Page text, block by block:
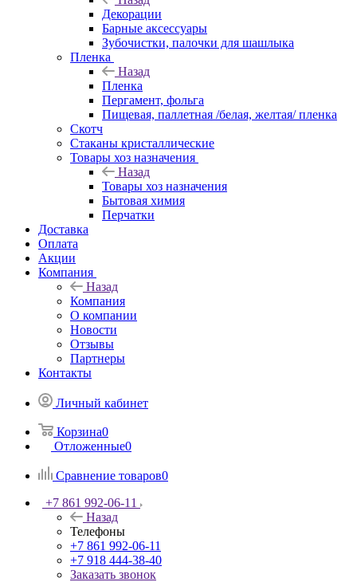
Декорации
Барные аксессуары
Зубочистки, палочки для шашлыка
Пленка
Назад
Пленка
Пергамент, фольга
Пищевая, паллетная /белая, желтая/ пленка
Скотч
Стаканы кристаллические
Товары хоз назначения
Назад
Товары хоз назначения
Бытовая химия
Перчатки
Доставка
Оплата
Акции
Компания
Назад
Компания
О компании
Новости
Отзывы
Партнеры
Контакты
Личный кабинет
Корзина0
Отложенные0
Сравнение товаров0
+7 861 992-06-11
Назад
Телефоны
+7 861 992-06-11
+7 918 444-38-40
Заказать звонок